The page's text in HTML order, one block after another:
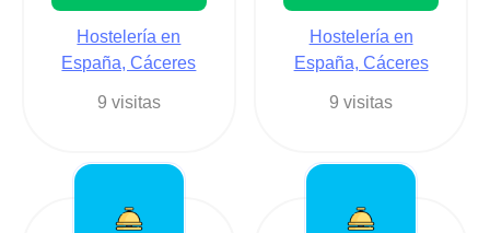
Hostelería en
España, Cáceres
9 visitas
Hostelería en
España, Cáceres
9 visitas